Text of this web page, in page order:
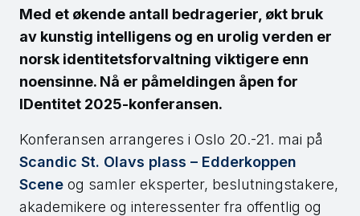
Med et økende antall bedragerier, økt bruk
av kunstig intelligens og en urolig verden er
norsk identitetsforvaltning viktigere enn
noensinne. Nå er påmeldingen åpen for
IDentitet 2025-konferansen.
Konferansen arrangeres i Oslo 20.-21. mai på
Scandic St. Olavs plass – Edderkoppen
Scene og samler eksperter, beslutningstakere,
akademikere og interessenter fra offentlig og